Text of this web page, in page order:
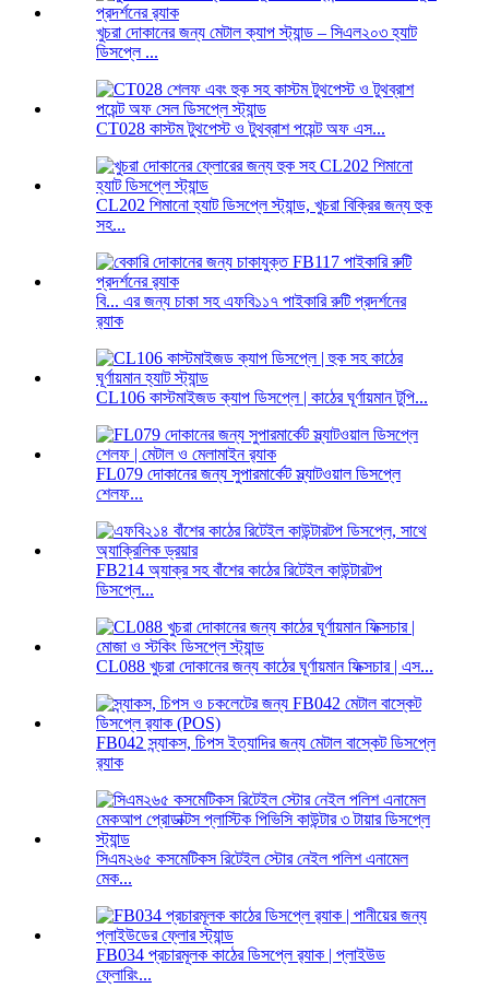
খুচরা দোকানের জন্য মেটাল ক্যাপ স্ট্যান্ড – সিএল২০৩ হ্যাট
ডিসপ্লে ...
CT028 কাস্টম টুথপেস্ট ও টুথব্রাশ পয়েন্ট অফ এস...
CL202 শিমানো হ্যাট ডিসপ্লে স্ট্যান্ড, খুচরা বিক্রির জন্য হুক
সহ...
বি... এর জন্য চাকা সহ এফবি১১৭ পাইকারি রুটি প্রদর্শনের
র‍্যাক
CL106 কাস্টমাইজড ক্যাপ ডিসপ্লে | কাঠের ঘূর্ণায়মান টুপি...
FL079 দোকানের জন্য সুপারমার্কেট স্ল্যাটওয়াল ডিসপ্লে
শেলফ...
FB214 অ্যাক্র সহ বাঁশের কাঠের রিটেইল কাউন্টারটপ
ডিসপ্লে...
CL088 খুচরা দোকানের জন্য কাঠের ঘূর্ণায়মান ফিক্সচার | এস...
FB042 স্ন্যাকস, চিপস ইত্যাদির জন্য মেটাল বাস্কেট ডিসপ্লে
র‍্যাক
সিএম২৬৫ কসমেটিকস রিটেইল স্টোর নেইল পলিশ এনামেল
মেক...
FB034 প্রচারমূলক কাঠের ডিসপ্লে র‍্যাক | প্লাইউড
ফ্লোরিং...